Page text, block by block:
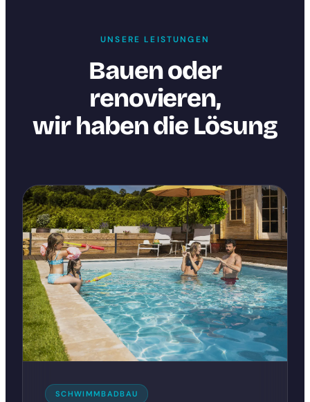
UNSERE LEISTUNGEN
Bauen oder
renovieren,
wir haben die Lösung
SCHWIMMBADBAU